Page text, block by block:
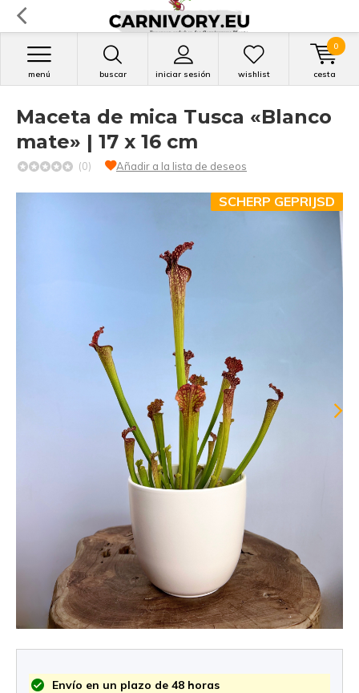
buscar iniciar sesión
menú wishlist cesta
0
Maceta de mica Tusca «Blanco
mate» | 17 x 16 cm
(0) Añadir a la lista de deseos
SCHERP GEPRIJSD
Envío en un plazo de 48 horas